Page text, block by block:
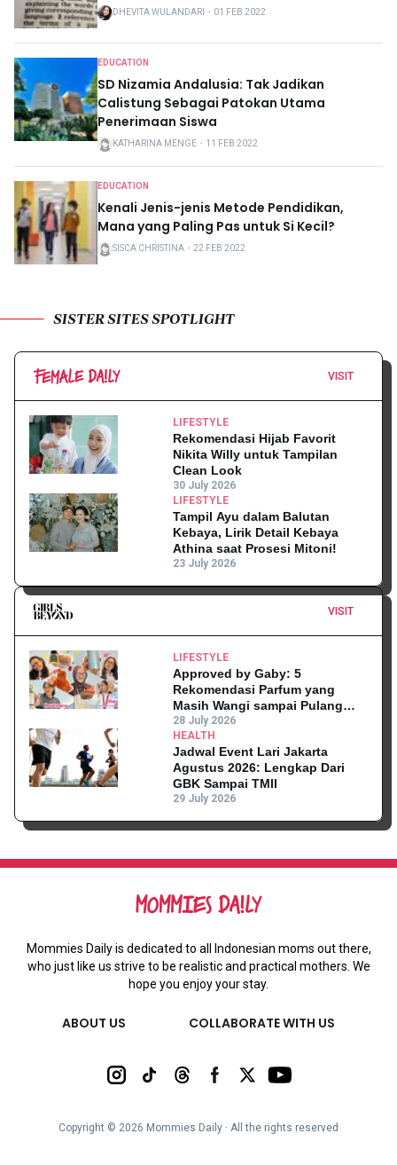
DHEVITA WULANDARI ・ 01 FEB 2022
EDUCATION
SD Nizamia Andalusia: Tak Jadikan
Calistung Sebagai Patokan Utama
Penerimaan Siswa
KATHARINA MENGE ・ 11 FEB 2022
EDUCATION
Kenali Jenis-jenis Metode Pendidikan,
Mana yang Paling Pas untuk Si Kecil?
SISCA CHRISTINA ・ 22 FEB 2022
SISTER SITES SPOTLIGHT
VISIT
LIFESTYLE
Rekomendasi Hijab Favorit
Nikita Willy untuk Tampilan
Clean Look
30 July 2026
LIFESTYLE
Tampil Ayu dalam Balutan
Kebaya, Lirik Detail Kebaya
Athina saat Prosesi Mitoni!
23 July 2026
VISIT
LIFESTYLE
Approved by Gaby: 5
Rekomendasi Parfum yang
Masih Wangi sampai Pulang
Kantor
28 July 2026
HEALTH
Jadwal Event Lari Jakarta
Agustus 2026: Lengkap Dari
GBK Sampai TMII
29 July 2026
Mommies Daily is dedicated to all Indonesian moms out there,
who just like us strive to be realistic and practical mothers. We
hope you enjoy your stay.
ABOUT US COLLABORATE WITH US
Copyright © 2026 Mommies Daily ∙ All the rights reserved